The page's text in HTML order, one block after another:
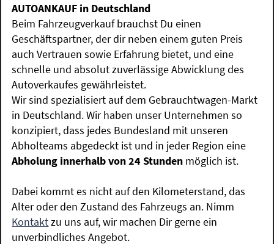
AUTOANKAUF in Deutschland
Beim Fahrzeugverkauf brauchst Du einen
Geschäftspartner, der dir neben einem guten Preis
auch Vertrauen sowie Erfahrung bietet, und eine
schnelle und absolut zuverlässige Abwicklung des
Autoverkaufes gewährleistet.
Wir sind spezialisiert auf dem Gebrauchtwagen-Markt
in Deutschland. Wir haben unser Unternehmen so
konzipiert, dass jedes Bundesland mit unseren
Abholteams abgedeckt ist und in jeder Region eine
Abholung innerhalb von 24 Stunden möglich ist.
Dabei kommt es nicht auf den Kilometerstand, das
Alter oder den Zustand des Fahrzeugs an. Nimm
Kontaktzu uns auf, wir machen Dir gerne ein
unverbindliches Angebot.